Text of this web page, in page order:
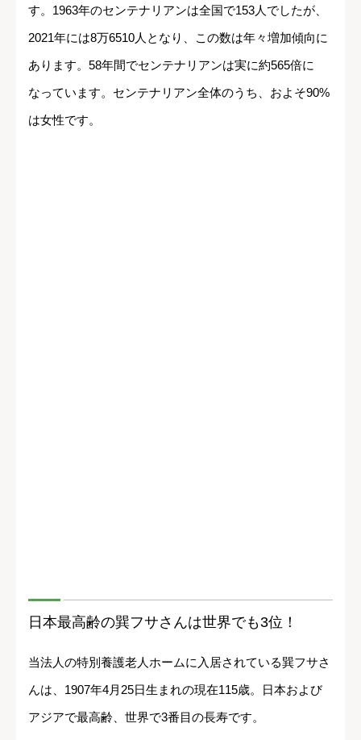
す。1963年のセンテナリアンは全国で153人でしたが、
2021年には8万6510人となり、この数は年々増加傾向に
あります。58年間でセンテナリアンは実に約565倍に
なっています。センテナリアン全体のうち、およそ90%
は女性です。
日本最高齢の巽フサさんは世界でも3位！
当法人の特別養護老人ホームに入居されている巽フサさ
んは、1907年4月25日生まれの現在115歳。日本および
アジアで最高齢、世界で3番目の長寿です。